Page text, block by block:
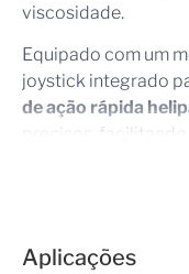
viscosidade.
Equipado com um
joystick integrado
de ação rápida
precisos,
Seu movimento
litográficas,
Aplicações